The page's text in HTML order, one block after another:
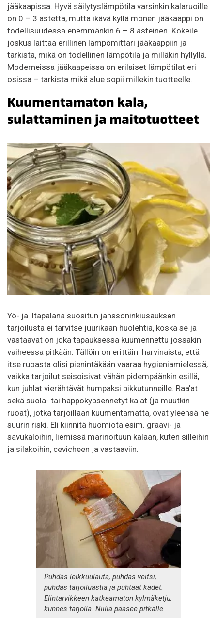
jääkaapissa. Hyvä säilytyslämpötila varsinkin kalaruoille
on 0 – 3 astetta, mutta ikävä kyllä monen jääkaappi on
todellisuudessa enemmänkin 6 – 8 asteinen. Kokeile
joskus laittaa erillinen lämpömittari jääkaappiin ja
tarkista, mikä on todellinen lämpötila ja milläkin hyllyllä.
Moderneissa jääkaapeissa on erilaiset lämpötilat eri
osissa – tarkista mikä alue sopii millekin tuotteelle.
Kuumentamaton kala,
sulattaminen ja maitotuotteet
Yö- ja iltapalana suositun janssoninkiusauksen
tarjoilusta ei tarvitse juurikaan huolehtia, koska se ja
vastaavat on joka tapauksessa kuumennettu jossakin
vaiheessa pitkään. Tällöin on erittäin harvinaista, että
itse ruoasta olisi pienintäkään vaaraa hygieniamielessä,
vaikka tarjoilut seisoisivat vähän pidempäänkin esillä,
kun juhlat vierähtävät humpaksi pikkutunneille. Raa’at
sekä suola- tai happokypsennetyt kalat (ja muutkin
ruoat), jotka tarjoillaan kuumentamatta, ovat yleensä ne
suurin riski. Eli kiinnitä huomiota esim. graavi- ja
savukaloihin, liemissä marinoituun kalaan, kuten silleihin
ja silakoihin, cevicheen ja vastaaviin.
Puhdas leikkuulauta, puhdas veitsi,
puhdas tarjoiluastia ja puhtaat kädet.
Elintarvikkeen katkeamaton kylmäketju,
kunnes tarjolla. Niillä pääsee pitkälle.